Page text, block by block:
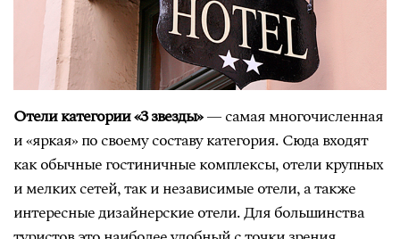
Отели категории «3 звезды»— самая многочисленная
и «яркая» по своему составу категория. Сюда входят
как обычные гостиничные комплексы, отели крупных
и мелких сетей, так и независимые отели, а также
интересные дизайнерские отели. Для большинства